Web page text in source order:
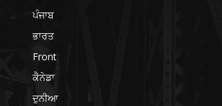
ਪੰਜਾਬ
ਭਾਰਤ
Front
ਕੈਨੇਡਾ
ਦੁਨੀਆ